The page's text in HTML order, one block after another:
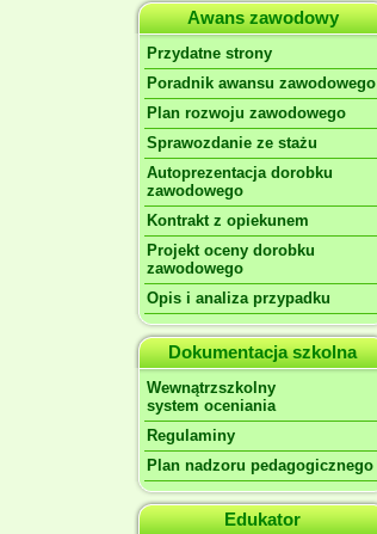
Awans zawodowy
Przydatne strony
Poradnik awansu zawodowego
Plan rozwoju zawodowego
Sprawozdanie ze stażu
Autoprezentacja dorobku
zawodowego
Kontrakt z opiekunem
Projekt oceny dorobku
zawodowego
Opis i analiza przypadku
Dokumentacja szkolna
Wewnątrzszkolny
system oceniania
Regulaminy
Plan nadzoru pedagogicznego
Edukator